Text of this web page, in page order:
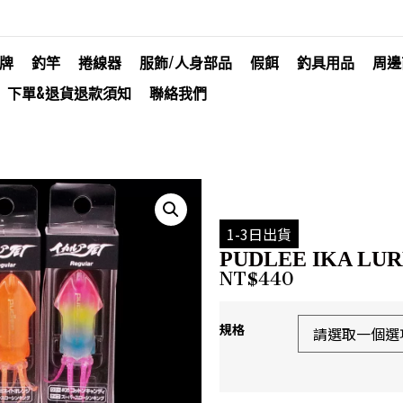
釣竿 捲線器 服飾/人身部品 假餌 釣具用品
周
下單&退貨退款須知
聯絡我們
1-3日出貨
PUDLEE IKA
NT$440
規格